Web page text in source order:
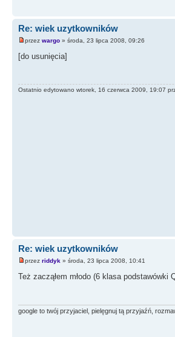
Re: wiek uzytkowników
przez wargo » środa, 23 lipca 2008, 09:26
[do usunięcia]
Ostatnio edytowano wtorek, 16 czerwca 2009, 19:07
Re: wiek uzytkowników
przez riddyk » środa, 23 lipca 2008, 10:41
Też zacząłem młodo (6 klasa
google to twój przyjaciel, pielęgnuj tą przyjaźń,